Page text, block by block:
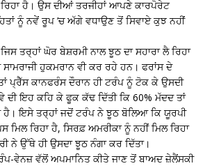
ਹੈ। ਉਸ ਦੀਆਂ ਤਰਜੀਹਾਂ ਆਪਣੇ ਕਾਰਪੋਰੇਟ
ਨੂੰ ਨਵੇਂ ਰੂਪ ’ਚ ਅੱਗੇ ਵਧਾਉਣ ਤੋਂ ਸਿਵਾਏ ਕੁਝ ਨਹੀਂ
ਤਰ੍ਹਾਂ ਘੋਰ ਬੇਸ਼ਰਮੀ ਨਾਲ ਝੂਠ ਦਾ ਸਹਾਰਾ ਲੈ ਰਿਹਾ
ਹੁਕਮਰਾਨ ਵੀ ਕਰ ਰਹੇ ਹਨ। ਫਰਾਂਸ ਦੇ
ਪ੍ਰੈੱਸ ਕਾਨਫਰੰਸ ਦੌਰਾਨ ਹੀ ਟਰੰਪ ਨੂੰ ਟੋਕ ਕੇ ਉਸਦੀ
ਦੀ ਇਹ ਕਹਿ ਕੇ ਫੂਕ ਕੱਢ ਦਿੱਤੀ ਕਿ 60% ਮੱਦਦ ਤਾਂ
ਹੈ। ਇਸੇ ਤਰ੍ਹਾਂ ਜਦੋਂ ਟਰੰਪ ਨੇ ਝੂਠ ਬੋਲਿਆ ਕਿ ਯੂਰਪੀ
ਮਿਲ ਰਿਹਾ ਹੈ, ਸਿਰਫ਼ ਅਮਰੀਕਾ ਨੂੰ ਨਹੀਂ ਮਿਲ ਰਿਹਾ
ਨੇ ਉੱਥੇ ਹੀ ਉਸਦਾ ਝੂਠ ਨੰਗਾ ਕਰ ਦਿੱਤਾ।
ਵੇਨਜ਼ ਵੱਲੋਂ ਅਪਮਾਨਿਤ ਕੀਤੇ ਜਾਣ ਤੋਂ ਬਾਅਦ ਜ਼ੇਲੈਂਸਕੀ